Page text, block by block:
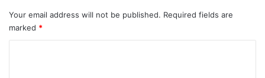
Your email address will not be published. Required fields are
marked *